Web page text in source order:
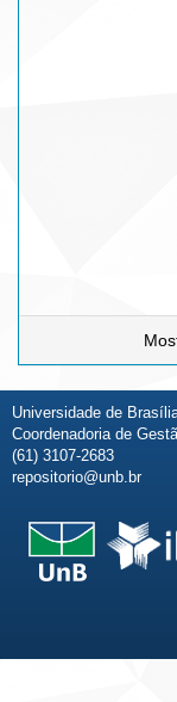
Universidade de
Coordenadoria de
(61) 3107-2683
repositorio@unb.br